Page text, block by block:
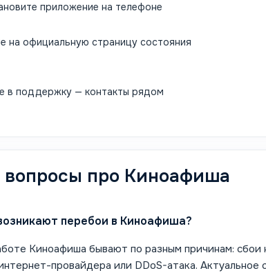
приложение на телефоне
на официальную страницу состояния
в поддержку — контакты рядом
вопросы про Киноафиша
перебои в Киноафиша?
Киноафиша бывают по разным причинам: сбои
провайдера или DDoS-атака.